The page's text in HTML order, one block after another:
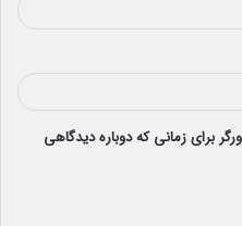
برای زمانی که دوباره دیدگاهی